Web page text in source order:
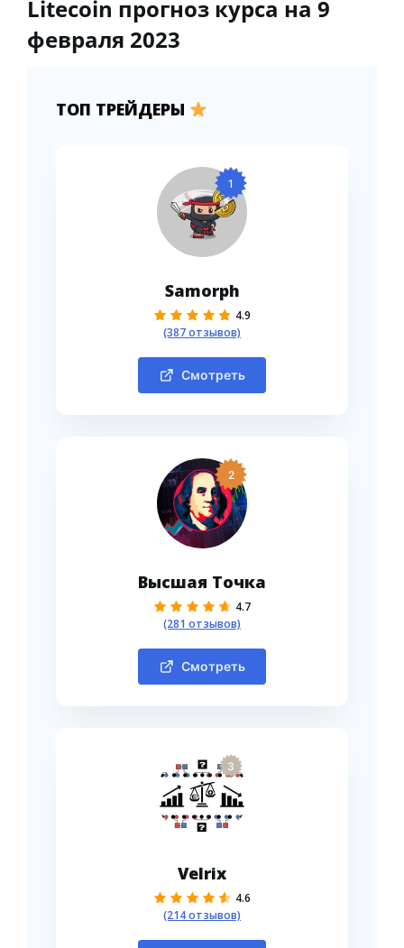
Litecoin прогноз курса на 9
февраля 2023
ТОП ТРЕЙДЕРЫ
1
Samorph
4.9
(387 отзывов)
Смотреть
2
Высшая Точка
4.7
(281 отзывов)
Смотреть
3
Velrix
4.6
(214 отзывов)